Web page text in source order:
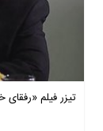
تیزر فیلم